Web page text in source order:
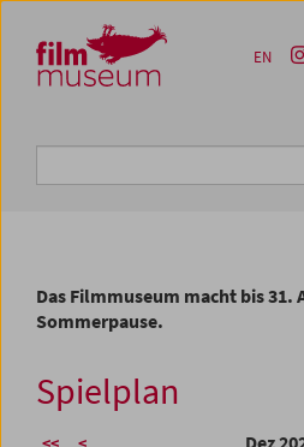
Zum Inhalt
Zum Hauptmenü
Zur Servicenavigation
Zum Suche
EN
Das Filmmuseum macht bis 31.
Sommerpause.
Spielplan